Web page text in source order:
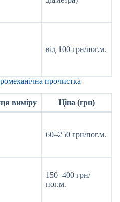
від 100 грн/пог.м.
прочистка
виміру Ціна (грн)
60–250 грн/пог.м.
150–400 грн/
пог.м.